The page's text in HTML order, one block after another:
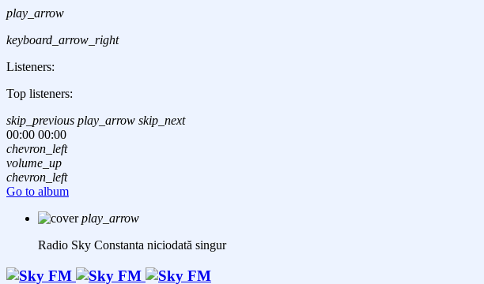
play_arrow
keyboard_arrow_right
Listeners:
Top listeners:
skip_previous play_arrow skip_next
00:00 00:00
chevron_left
volume_up
chevron_left
Go to album
play_arrow
Radio Sky Constanta niciodată singur